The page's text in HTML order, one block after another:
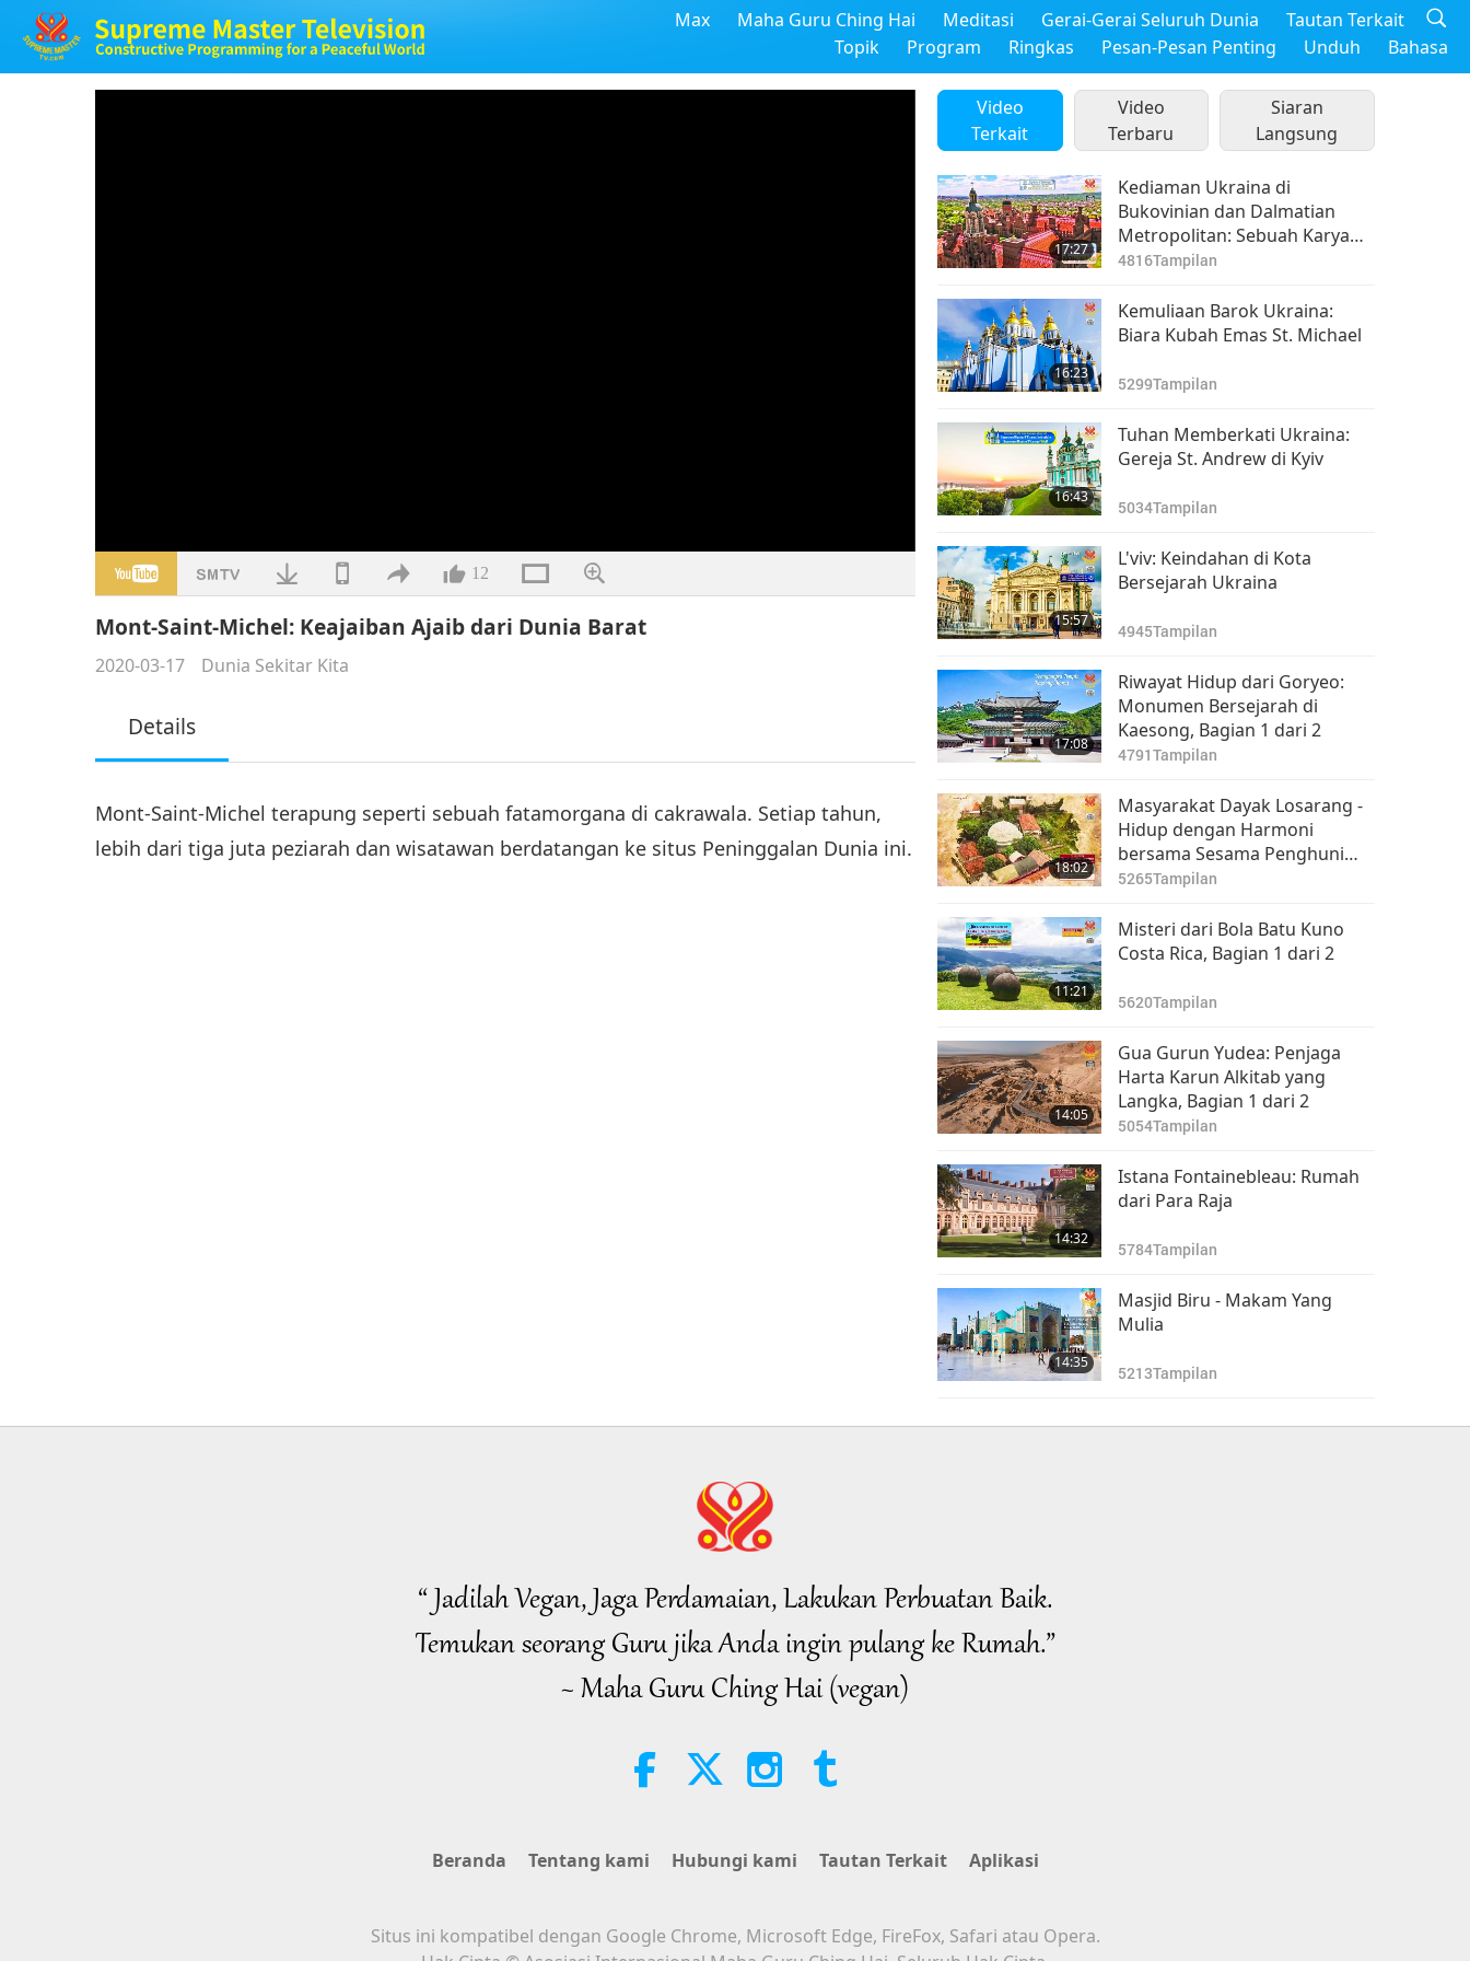
Max Maha Guru Ching Hai Meditasi Gerai-Gerai Seluruh Dunia
Tautan Terkait
Topik
Program Ringkas Pesan-Pesan Penting Unduh Bahasa
12
Mont-Saint-Michel: Keajaiban Ajaib dari Dunia Barat
2020-03-17 Dunia Sekitar Kita
Details
Mont-Saint-Michel terapung seperti sebuah fatamorgana di cakrawala. Setiap tahun,
lebih dari tiga juta peziarah dan wisatawan berdatangan ke situs Peninggalan Dunia ini.
Video
Terkait
Video
Terbaru
Siaran
Langsung
17:27
Kediaman Ukraina di
Bukovinian dan Dalmatian
Metropolitan: Sebuah Karya
Arsitektur
4816Tampilan
16:23
Kemuliaan Barok Ukraina:
Biara Kubah Emas St. Michael
5299Tampilan
16:43
Tuhan Memberkati Ukraina:
Gereja St. Andrew di Kyiv
5034Tampilan
15:57
L'viv: Keindahan di Kota
Bersejarah Ukraina
4945Tampilan
17:08
Riwayat Hidup dari Goryeo:
Monumen Bersejarah di
Kaesong, Bagian 1 dari 2
4791Tampilan
18:02
Masyarakat Dayak Losarang -
Hidup dengan Harmoni
bersama Sesama Penghuni
Bumi Kita, Bagian 1 dari 2
5265Tampilan
11:21
Misteri dari Bola Batu Kuno
Costa Rica, Bagian 1 dari 2
5620Tampilan
14:05
Gua Gurun Yudea: Penjaga
Harta Karun Alkitab yang
Langka, Bagian 1 dari 2
5054Tampilan
14:32
Istana Fontainebleau: Rumah
dari Para Raja
5784Tampilan
14:35
Masjid Biru - Makam Yang
Mulia
5213Tampilan
“ Jadilah Vegan, Jaga Perdamaian, Lakukan Perbuatan Baik.
Temukan seorang Guru jika Anda ingin pulang ke Rumah.”
~ Maha Guru Ching Hai (vegan)
Beranda Tentang kami Hubungi kami Tautan Terkait Aplikasi
Situs ini kompatibel dengan Google Chrome, Microsoft Edge, FireFox, Safari atau Opera.